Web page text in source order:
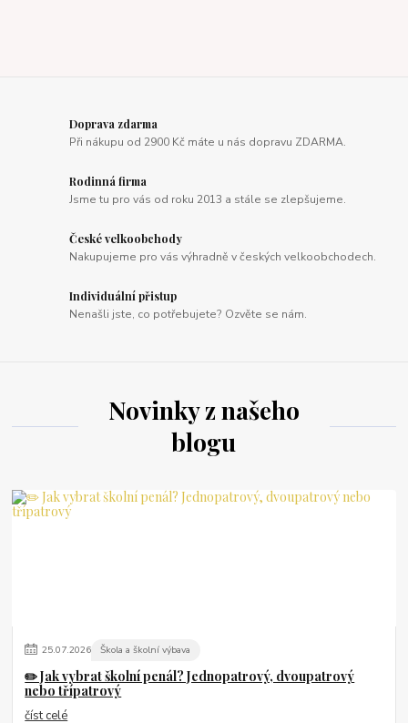
Doprava zdarma
Při nákupu od 2900 Kč máte u nás dopravu ZDARMA.
Rodinná firma
Jsme tu pro vás od roku 2013 a stále se zlepšujeme.
České velkoobchody
Nakupujeme pro vás výhradně v českých velkoobchodech.
Individuální přistup
Nenašli jste, co potřebujete? Ozvěte se nám.
Novinky z našeho
blogu
25.07.2026 Škola a školní výbava
✏️ Jak vybrat školní penál? Jednopatrový, dvoupatrový
nebo třípatrový
číst celé